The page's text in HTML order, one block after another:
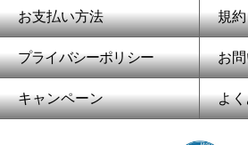
お支払い方法 規
プライバシーポリシー お
キャンペーン よ